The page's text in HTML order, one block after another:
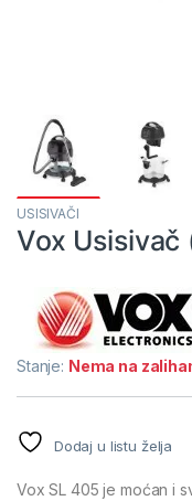
USISIVAČI
Vox Usisivač
Stanje: Nema na
Dodaj u listu želja
Vox SL 405 je moćan i